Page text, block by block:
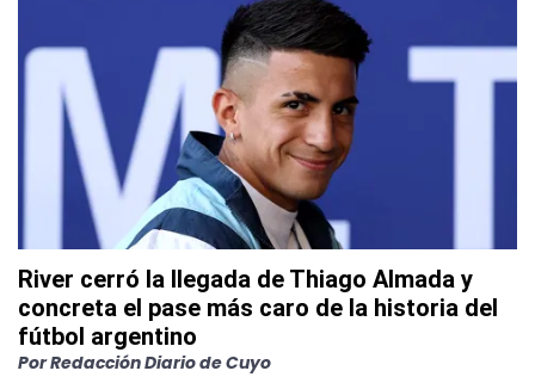
River cerró la llegada de Thiago Almada y
concreta el pase más caro de la historia del
fútbol argentino
PorRedacción Diario de Cuyo